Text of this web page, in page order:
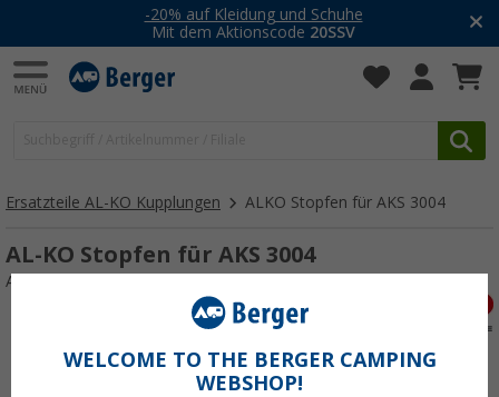
-20% auf Kleidung und Schuhe
Mit dem Aktionscode 20SSV
Ersatzteile AL-KO Kupplungen ALKO Stopfen für AKS 3004
AL-KO Stopfen für AKS 3004
Art.-Nr.: 111533
WELCOME TO THE BERGER CAMPING
WEBSHOP!